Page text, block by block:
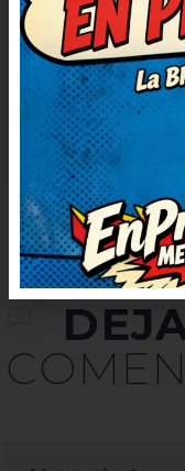
ocurrencia
del bueno,
ofender a